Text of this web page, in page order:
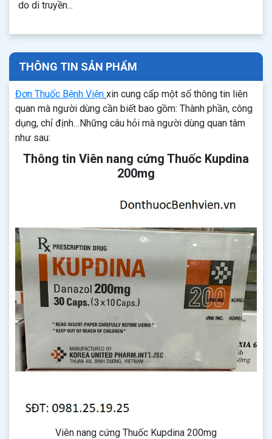
do di truyền...
THÔNG TIN SẢN PHẨM
Đơn Thuốc Bệnh Viện xin cung cấp một số thông tin liên
quan mà người dùng cần biết bao gồm: Thành phần, công
dụng, chỉ định…Những câu hỏi mà người dùng quan tâm
như sau:
Thông tin Viên nang cứng Thuốc Kupdina
200mg
Viên nang cứng Thuốc Kupdina 200mg